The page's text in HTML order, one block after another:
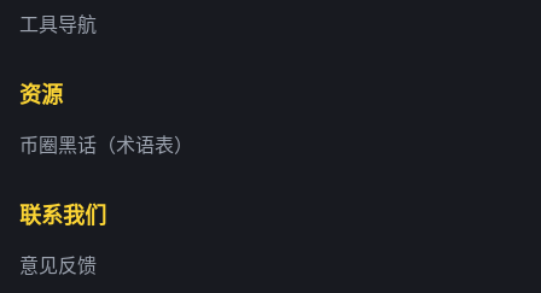
工具导航
资源
币圈黑话（术语表）
联系我们
意见反馈